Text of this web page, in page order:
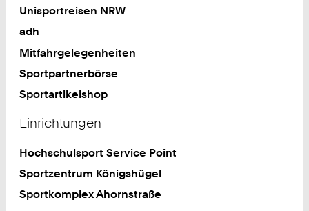
Unisportreisen NRW
adh
Mitfahrgelegenheiten
Sportpartnerbörse
Sportartikelshop
Einrichtungen
Hochschulsport Service Point
Sportzentrum Königshügel
Sportkomplex Ahornstraße